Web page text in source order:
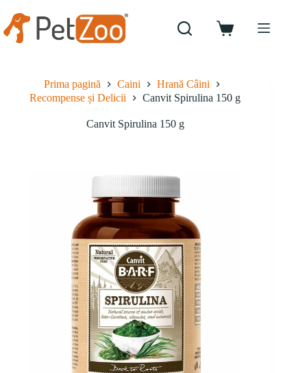
conținut
Coș
Prima pagină Caini
Hrană Câini
Recompense și Delicii
Canvit Spirulina 150 g
Canvit Spirulina 150 g